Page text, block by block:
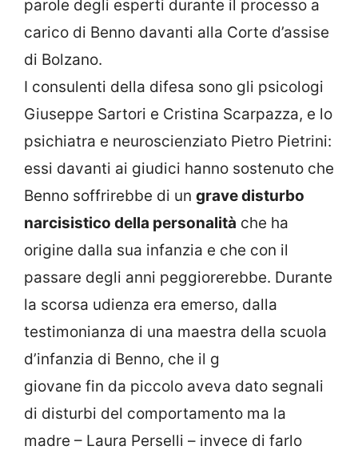
parole degli esperti durante il processo a
carico di Benno davanti alla Corte d’assise
di Bolzano.
I consulenti della difesa sono gli psicologi
Giuseppe Sartori e Cristina Scarpazza, e lo
psichiatra e neuroscienziato Pietro Pietrini:
essi davanti ai giudici hanno sostenuto che
Benno soffrirebbe di un grave disturbo
narcisistico della personalità che ha
origine dalla sua infanzia e che con il
passare degli anni peggiorerebbe. Durante
la scorsa udienza era emerso, dalla
testimonianza di una maestra della scuola
d’infanzia di Benno, che il g
giovane fin da piccolo aveva dato segnali
di disturbi del comportamento ma la
madre – Laura Perselli – invece di farlo